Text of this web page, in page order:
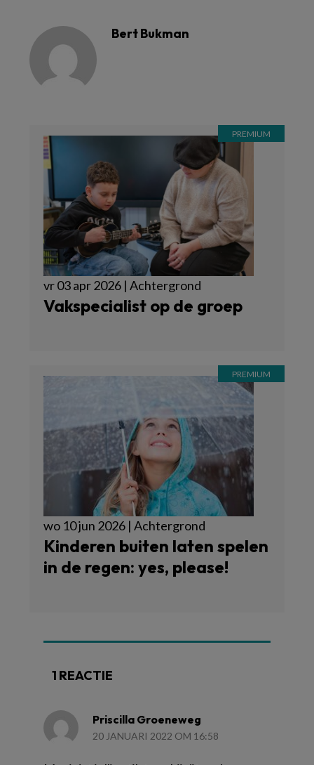
Bert Bukman
vr 03 apr 2026 | Achtergrond
Vakspecialist op de groep
wo 10 jun 2026 | Achtergrond
Kinderen buiten laten spelen
in de regen: yes, please!
1 REACTIE
Priscilla Groeneweg
20 JANUARI 2022 OM 16:58